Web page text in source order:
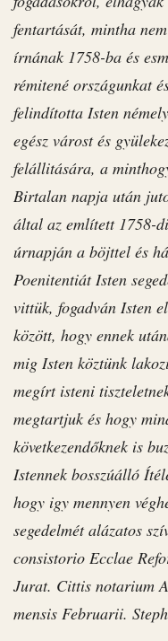
fentartását, mintha
írnának 1758-ba és
rémitené országunkat
felindította Isten
egész várost és
felállitására, a
Birtalan napja után
által az említett 1758-
úrnapján a böjttel és
Poenitentiát Isten
vittük, fogadván Isten
között, hogy ennek
mig Isten köztünk
megírt isteni
megtartjuk és hogy
következendőknek is
Istennek bosszúálló
hogy igy mennyen
segedelmét alázatos
consistorio Ecclae
Jurat. Cittis notarium
mensis Februarii.